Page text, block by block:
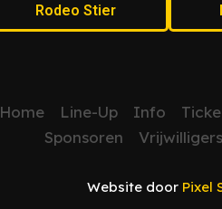
Rodeo Stier
Home Line-Up Info
Sponsoren
Vrijwilligers
Website door Pixel